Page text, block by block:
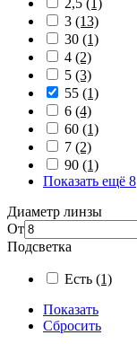
2,5 (1)
3 (13)
30 (1)
4 (2)
5 (3)
55 (1)
6 (4)
60 (1)
7 (2)
90 (1)
Показать ещё 8
Диаметр линзы
От
Подсветка
Есть (1)
Показать
Сбросить